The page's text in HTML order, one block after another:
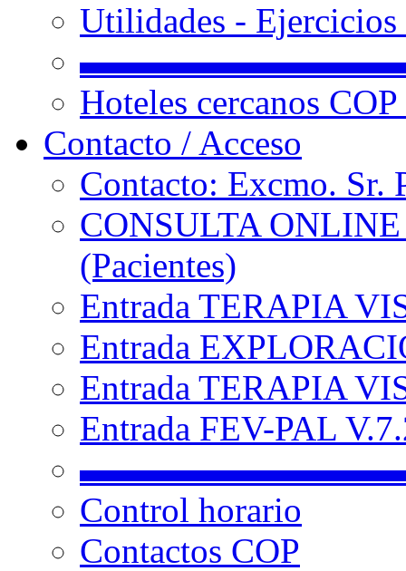
Utilidades -
Hoteles cercanos
Contacto / Acceso
Contacto: Excmo. Sr.
CONSULTA
(Pacientes)
Entrada TERAPIA
Entrada
Entrada TERAPIA
Entrada FEV-PAL
Control horario
Contactos COP